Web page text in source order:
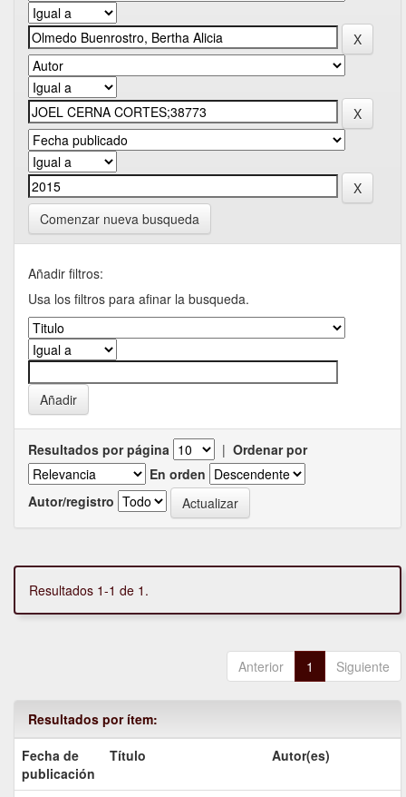
Comenzar nueva busqueda
Añadir filtros:
Usa los filtros para afinar la busqueda.
Resultados por página | Ordenar por
En orden
Autor/registro
Resultados 1-1 de 1.
Anterior 1 Siguiente
Resultados por ítem:
Fecha de
publicación
Título Autor(es)